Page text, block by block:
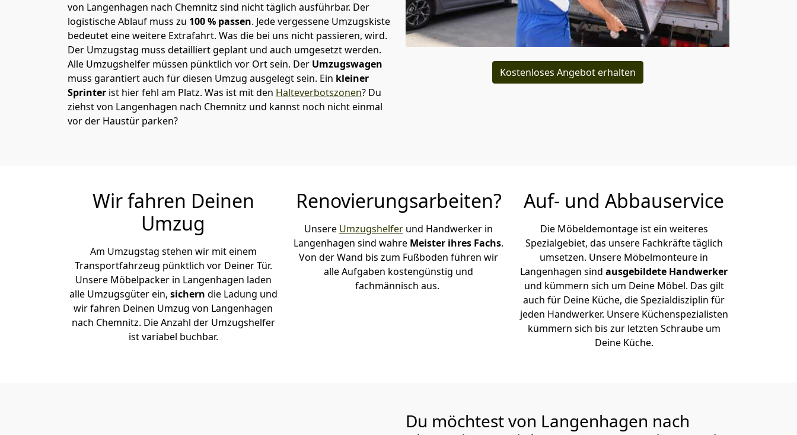
von Langenhagen nach Chemnitz sind nicht täglich ausführbar. Der
logistische Ablauf muss zu 100 % passen. Jede vergessene Umzugskiste
bedeutet eine weitere Extrafahrt. Was die bei uns nicht passieren, wird.
Der Umzugstag muss detailliert geplant und auch umgesetzt werden.
Alle Umzugshelfer müssen pünktlich vor Ort sein. Der Umzugswagen
muss garantiert auch für diesen Umzug ausgelegt sein. Ein kleiner
Sprinter ist hier fehl am Platz. Was ist mit den Halteverbotszonen? Du
ziehst von Langenhagen nach Chemnitz und kannst noch nicht einmal
vor der Haustür parken?
Kostenloses Angebot erhalten
Wir fahren Deinen
Umzug
Am Umzugstag stehen wir mit einem
Transportfahrzeug pünktlich vor Deiner Tür.
Unsere Möbelpacker in Langenhagen laden
alle Umzugsgüter ein, sichern die Ladung und
wir fahren Deinen Umzug von Langenhagen
nach Chemnitz. Die Anzahl der Umzugshelfer
ist variabel buchbar.
Renovierungsarbeiten?
Unsere Umzugshelfer und Handwerker in
Langenhagen sind wahre Meister ihres Fachs.
Von der Wand bis zum Fußboden führen wir
alle Aufgaben kostengünstig und
fachmännisch aus.
Auf- und Abbauservice
Die Möbeldemontage ist ein weiteres
Spezialgebiet, das unsere Fachkräfte täglich
umsetzen. Unsere Möbelmonteure in
Langenhagen sind ausgebildete Handwerker
und kümmern sich um Deine Möbel. Das gilt
auch für Deine Küche, die Spezialdisziplin für
jeden Handwerker. Unsere Küchenspezialisten
kümmern sich bis zur letzten Schraube um
Deine Küche.
Du möchtest von Langenhagen nach